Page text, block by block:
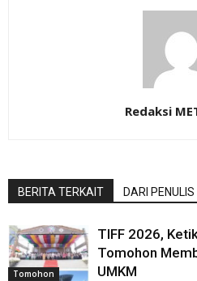
Redaksi
BERITA TERKAIT DARI PENULIS
Tomohon
TIFF 2026,
Tomohon
UMKM